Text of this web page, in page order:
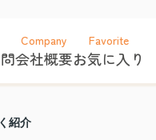
Company
会社概要
Favorite
お気に入り
紹介